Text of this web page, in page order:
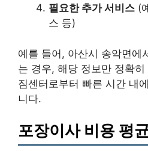
필요한 추가 서비스 (
스 등)
예를 들어, 아산시 송악면에
는 경우, 해당 정보만 정확
짐센터로부터 빠른 시간 내
니다.
포장이사 비용 평